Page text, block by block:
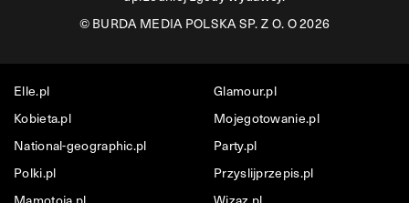
©BURDA MEDIA POLSKA SP. Z O. O 2026
Elle.pl
Glamour.pl
Kobieta.pl
Mojegotowanie.pl
National-geographic.pl
Party.pl
Polki.pl
Przyslijprzepis.pl